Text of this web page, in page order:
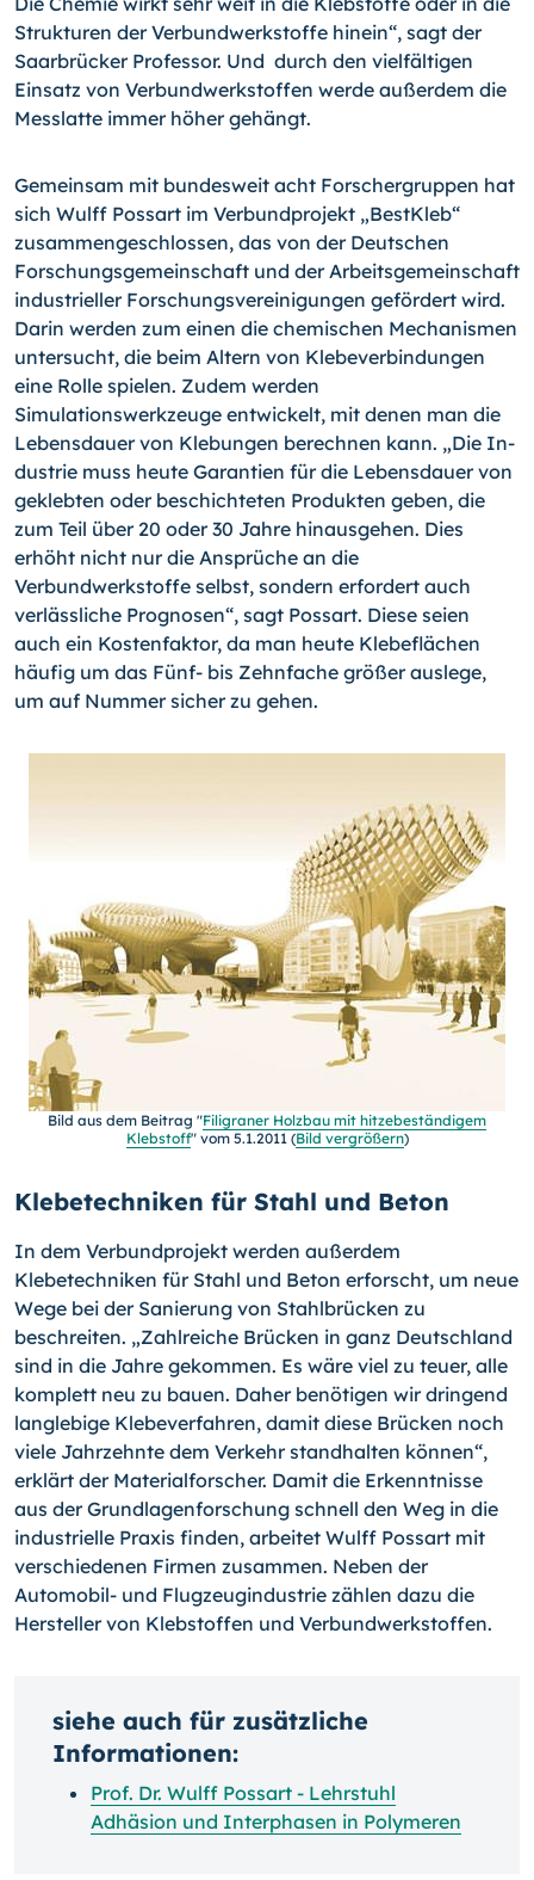
Strukturen der Verbundwerkstoffe hinein“, sagt der
Saarbrücker Professor. Und durch den vielfältigen
Einsatz von Verbundwerkstoffen werde außerdem die
Messlatte immer höher gehängt.
Gemeinsam mit bundesweit acht Forschergruppen hat
sich Wulff Possart im Verbund­projekt „BestKleb“
zusammengeschlossen, das von der Deutschen
Forschungsgemein­schaft und der Arbeitsgemeinschaft
industrieller Forschungsvereinigungen gefördert wird.
Darin werden zum einen die chemischen Mechanismen
untersucht, die beim Al­tern von Klebeverbindungen
eine Rolle spielen. Zudem werden
Simulationswerkzeuge entwickelt, mit denen man die
Lebensdauer von Klebungen berechnen kann. „Die In­
dustrie muss heute Garantien für die Lebensdauer von
geklebten oder beschichteten Produkten geben, die
zum Teil über 20 oder 30 Jahre hinausgehen. Dies
erhöht nicht nur die Ansprüche an die
Verbundwerkstoffe selbst, sondern erfordert auch
verläss­liche Prognosen“, sagt Possart. Diese seien
auch ein Kostenfaktor, da man heute Kle­beflächen
häufig um das Fünf- bis Zehnfache größer auslege,
um auf Nummer sicher zu gehen.
Bild aus dem Beitrag "Filigraner Holzbau mit hitzebeständigem
Klebstoff" vom 5.1.2011 (Bild vergrößern)
Klebetechniken für Stahl und Beton
In dem Verbundprojekt werden außerdem
Klebetechniken für Stahl und Beton er­forscht, um neue
Wege bei der Sanierung von Stahlbrücken zu
beschreiten. „Zahlrei­che Brücken in ganz Deutschland
sind in die Jahre gekommen. Es wäre viel zu teuer, alle
kom­plett neu zu bauen. Daher benötigen wir dringend
langlebige Klebeverfahren, damit diese Brücken noch
viele Jahrzehnte dem Verkehr standhalten können“,
erklärt der Materialforscher. Damit die Erkenntnisse
aus der Grundlagenforschung schnell den Weg in die
industrielle Praxis finden, arbeitet Wulff Possart mit
verschiedenen Firmen zusammen. Neben der
Automobil- und Flugzeugindustrie zählen dazu die
Hersteller von Klebstoffen und Verbundwerkstoffen.
siehe auch für zusätzliche
Informationen:
Prof. Dr. Wulff Possart - Lehrstuhl
Adhäsion und Interphasen in Polymeren